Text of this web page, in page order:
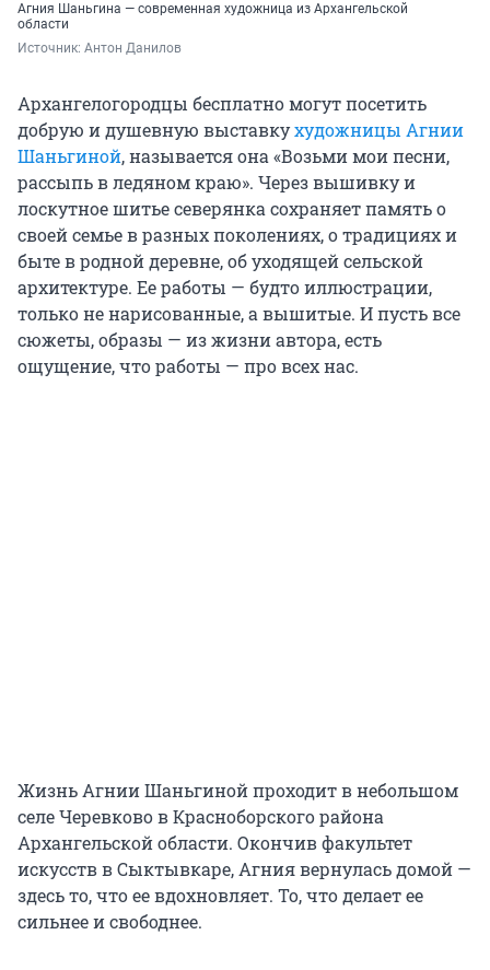
Агния Шаньгина — современная художница из Архангельской
области
Источник: Антон Данилов
Архангелогородцы бесплатно могут посетить
добрую и душевную выставкухудожницы Агнии
Шаньгиной, называется она «Возьми мои песни,
рассыпь в ледяном краю». Через вышивку и
лоскутное шитье северянка сохраняет память о
своей семье в разных поколениях, о традициях и
быте в родной деревне, об уходящей сельской
архитектуре. Ее работы — будто иллюстрации,
только не нарисованные, а вышитые. И пусть все
сюжеты, образы — из жизни автора, есть
ощущение, что работы — про всех нас.
Жизнь Агнии Шаньгиной проходит в небольшом
селе Черевково в Красноборского района
Архангельской области. Окончив факультет
искусств в Сыктывкаре, Агния вернулась домой —
здесь то, что ее вдохновляет. То, что делает ее
сильнее и свободнее.